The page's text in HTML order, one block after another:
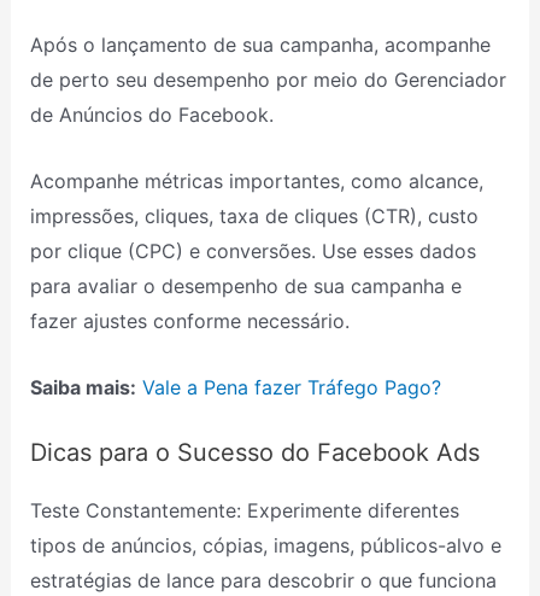
Após o lançamento de sua campanha, acompanhe
de perto seu desempenho por meio do Gerenciador
de Anúncios do Facebook.
Acompanhe métricas importantes, como alcance,
impressões, cliques, taxa de cliques (CTR), custo
por clique (CPC) e conversões. Use esses dados
para avaliar o desempenho de sua campanha e
fazer ajustes conforme necessário.
Saiba mais: Vale a Pena fazer Tráfego Pago?
Dicas para o Sucesso do Facebook Ads
Teste Constantemente: Experimente diferentes
tipos de anúncios, cópias, imagens, públicos-alvo e
estratégias de lance para descobrir o que funciona